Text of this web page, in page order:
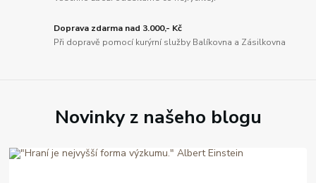
Doprava zdarma nad 3.000,- Kč
Při dopravě pomocí kurýrní služby Balíkovna a Zásilkovna
Novinky z našeho blogu